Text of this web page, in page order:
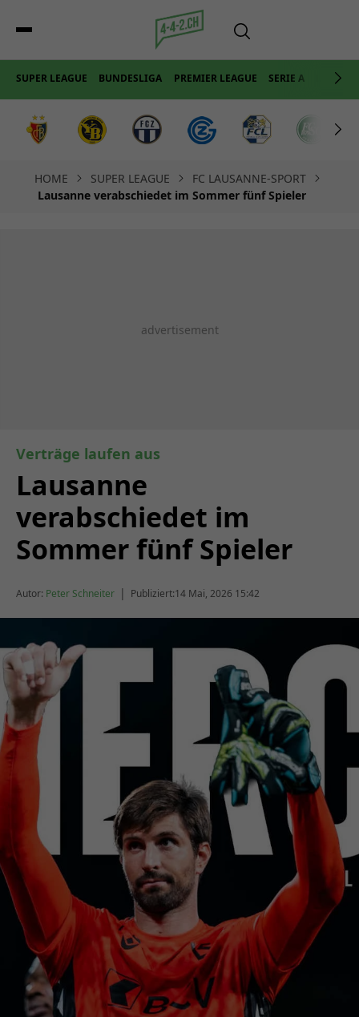
SUPER LEAGUE BUNDESLIGA PREMIER LEAGUE SERIE A LA LIGA
HOME SUPER LEAGUE
FC LAUSANNE-SPORT
Lausanne verabschiedet im Sommer fünf Spieler
Verträge laufen aus
Lausanne
verabschiedet im
Sommer fünf Spieler
Autor: Peter Schneiter | Publiziert:14 Mai, 2026 15:42